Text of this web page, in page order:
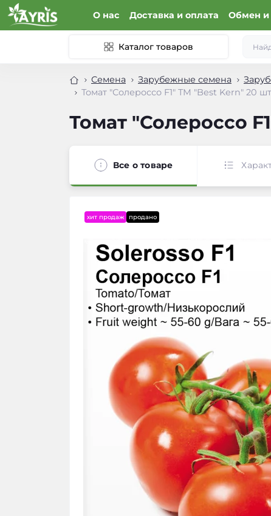
О нас Доставка и оплата Обмен и
Каталог товаров
Семена Зарубежные семена
Томат "Солероссо F1" ТМ "Best Kern" 20
Томат "Солероссо
Все о товаре
хит продаж продано